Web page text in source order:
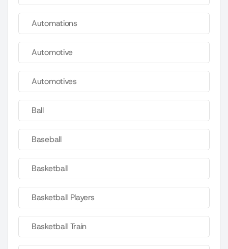
Automations
Automotive
Automotives
Ball
Baseball
Basketball
Basketball Players
Basketball Train